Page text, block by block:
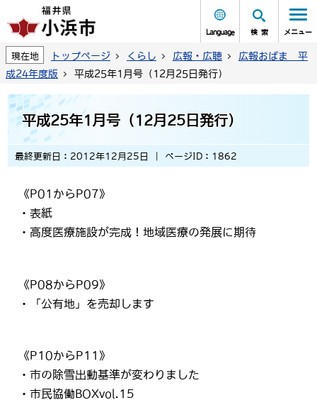
Language 検索 メニュー
現在地 トップページ くらし 広報・広聴
広報おばま 平
成24年度版
平成25年1月号（12月25日発行）
平成25年1月号（12月25日発行）
最終更新日：2012年12月25日 ページID：1862
《P01からP07》
・表紙
・高度医療施設が完成！地域医療の発展に期待
《P08からP09》
・「公有地」を売却します
《P10からP11》
・市の除雪出動基準が変わりました
・市民協働BOXvol.15